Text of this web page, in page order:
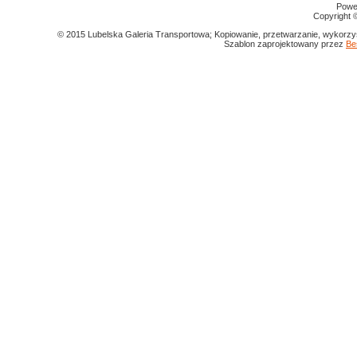
Copyright
© 2015 Lubelska Galeria Transportowa; Kopiowanie, przetwarzanie,
Szablon zaprojektowany przez